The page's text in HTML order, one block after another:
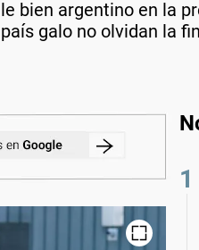
bien argentino en la
galo no olvidan la